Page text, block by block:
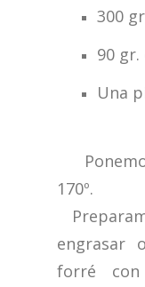
300
90 gr.
Una
170º.
engrasar
forré